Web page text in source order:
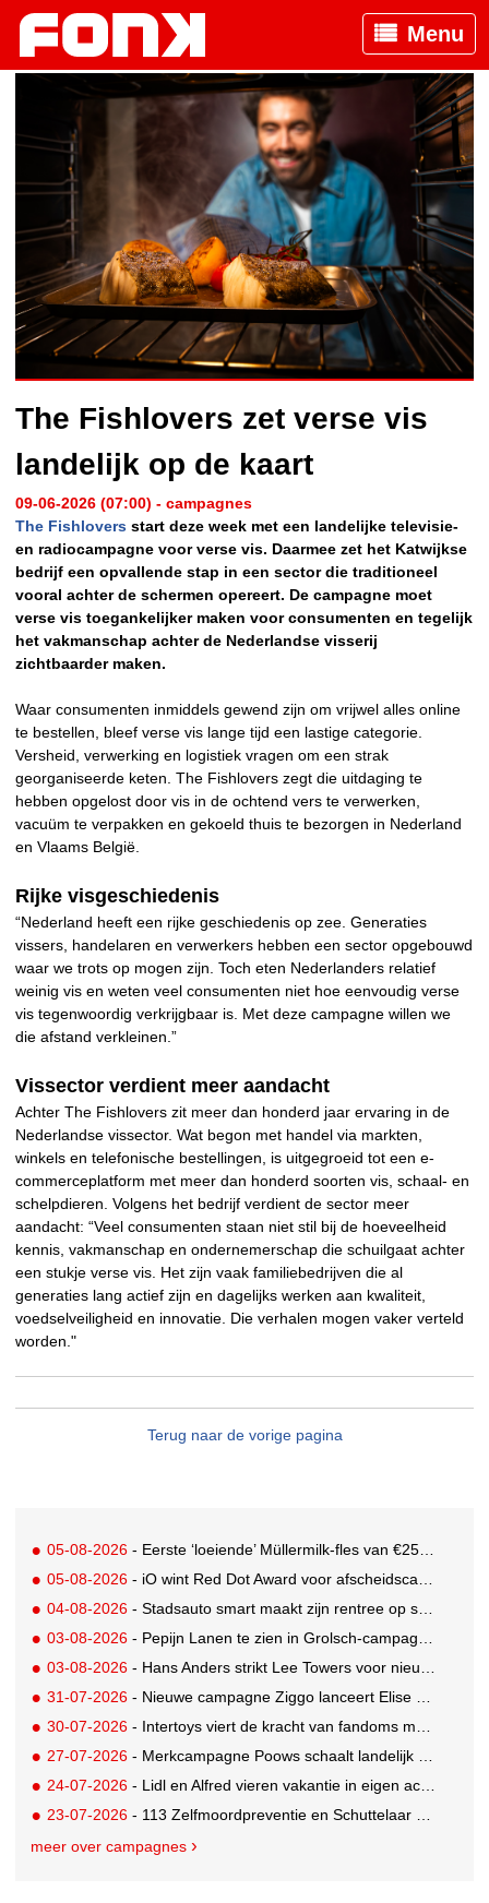
Menu
The Fishlovers zet verse vis
landelijk op de kaart
09-06-2026 (07:00) - campagnes
The Fishlovers start deze week met een landelijke televisie-
en radiocampagne voor verse vis. Daarmee zet het Katwijkse
bedrijf een opvallende stap in een sector die traditioneel
vooral achter de schermen opereert. De campagne moet
verse vis toegankelijker maken voor consumenten en tegelijk
het vakmanschap achter de Nederlandse visserij
zichtbaarder maken.
Waar consumenten inmiddels gewend zijn om vrijwel alles online
te bestellen, bleef verse vis lange tijd een lastige categorie.
Versheid, verwerking en logistiek vragen om een strak
georganiseerde keten. The Fishlovers zegt die uitdaging te
hebben opgelost door vis in de ochtend vers te verwerken,
vacuüm te verpakken en gekoeld thuis te bezorgen in Nederland
en Vlaams België.
Rijke visgeschiedenis
“Nederland heeft een rijke geschiedenis op zee. Generaties
vissers, handelaren en verwerkers hebben een sector opgebouwd
waar we trots op mogen zijn. Toch eten Nederlanders relatief
weinig vis en weten veel consumenten niet hoe eenvoudig verse
vis tegenwoordig verkrijgbaar is. Met deze campagne willen we
die afstand verkleinen.”
Vissector verdient meer aandacht
Achter The Fishlovers zit meer dan honderd jaar ervaring in de
Nederlandse vissector. Wat begon met handel via markten,
winkels en telefonische bestellingen, is uitgegroeid tot een e-
commerceplatform met meer dan honderd soorten vis, schaal- en
schelpdieren. Volgens het bedrijf verdient de sector meer
aandacht: “Veel consumenten staan niet stil bij de hoeveelheid
kennis, vakmanschap en ondernemerschap die schuilgaat achter
een stukje verse vis. Het zijn vaak familiebedrijven die al
generaties lang actief zijn en dagelijks werken aan kwaliteit,
voedselveiligheid en innovatie. Die verhalen mogen vaker verteld
worden."
Terug naar de vorige pagina
05-08-2026 - Eerste ‘loeiende’ Müllermilk-fles van €25.000,- gevonden
05-08-2026 - iO wint Red Dot Award voor afscheidscampagne Peter Houtman bij Feyenoord
04-08-2026 - Stadsauto smart maakt zijn rentree op straat met een wereldwijde muurschilderingcampagne
03-08-2026 - Pepijn Lanen te zien in Grolsch-campagne voor nieuwe Grolsch CAL
03-08-2026 - Hans Anders strikt Lee Towers voor nieuwe campagne
31-07-2026 - Nieuwe campagne Ziggo lanceert Elise Schaap als expert over de Nederlandse voetbalbeleving
30-07-2026 - Intertoys viert de kracht van fandoms met nieuwe social media campagne rondom Olivia Rodrigo
27-07-2026 - Merkcampagne Poows schaalt landelijk op met gerichte Out of Home strategie
24-07-2026 - Lidl en Alfred vieren vakantie in eigen achtertuin
23-07-2026 - 113 Zelfmoordpreventie en Schuttelaar & Partners richten bewustwordingscampagne op mannen
meer over campagnes